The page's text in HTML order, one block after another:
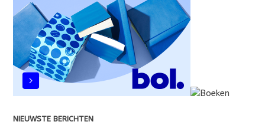
NIEUWSTE BERICHTEN